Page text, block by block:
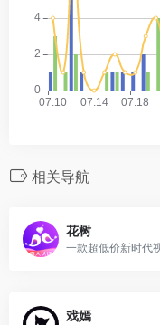
相关导航
花树
一款超低价新时代
戏嫣